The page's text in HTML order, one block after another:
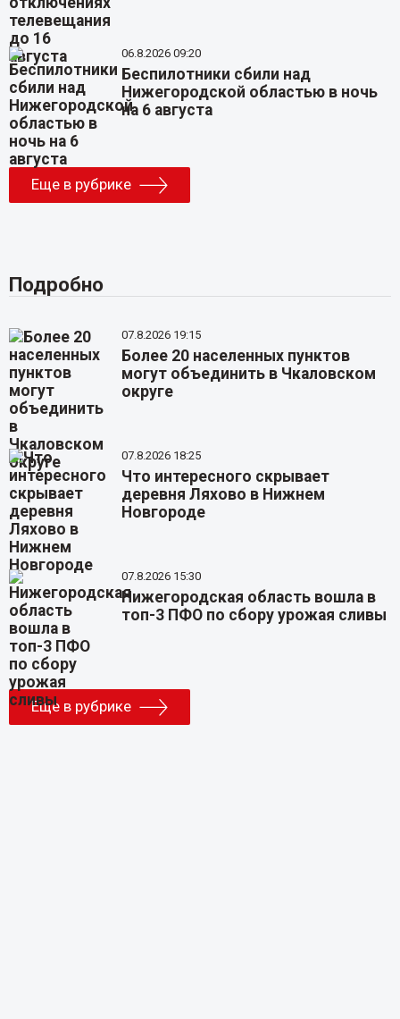
06.8.2026 09:20
Беспилотники сбили над
Нижегородской областью в ночь
на 6 августа
Еще в рубрике
Подробно
07.8.2026 19:15
Более 20 населенных пунктов
могут объединить в Чкаловском
округе
07.8.2026 18:25
Что интересного скрывает
деревня Ляхово в Нижнем
Новгороде
07.8.2026 15:30
Нижегородская область вошла в
топ-3 ПФО по сбору урожая сливы
Еще в рубрике